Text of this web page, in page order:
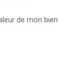
de mon bien